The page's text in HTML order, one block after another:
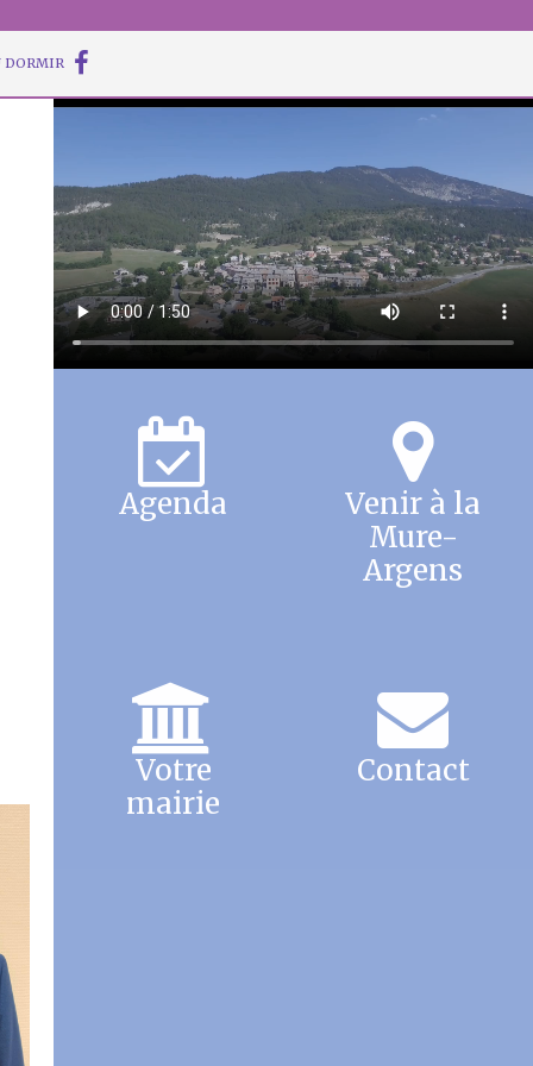
DORMIR
Agenda
Venir à la
Mure-
Argens
Votre
mairie
Contact